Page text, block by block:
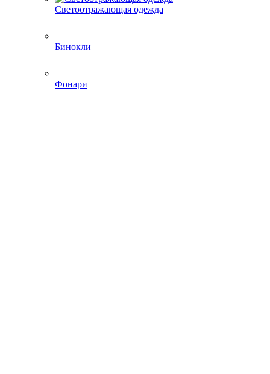
Светоотражающая одежда
Бинокли
Фонари